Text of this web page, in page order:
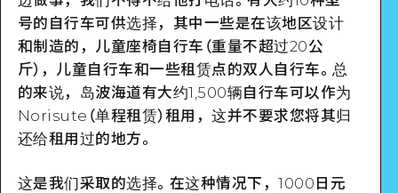
号的自行车可供选择，其中一些是在该地区设计
和制造的，儿童座椅自行车（重量不超过20公
斤），儿童自行车和一些租赁点的双人自行车。总
的来说，岛波海道有大约1,500辆自行车可以作为
Norisute（单程租赁）租用，这并不要求您将其归
还给租用过的地方。
这是我们采取的选择。在这种情况下，1000日元